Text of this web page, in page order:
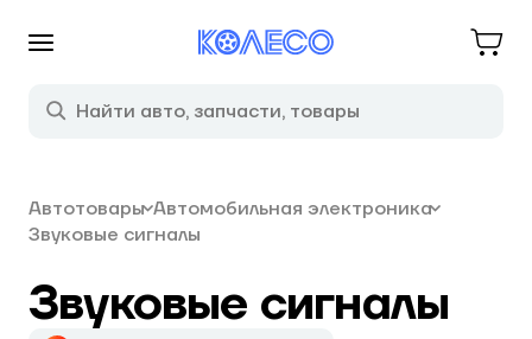
Автотовары Автомобильная электроника
Звуковые сигналы
Звуковые сигналы